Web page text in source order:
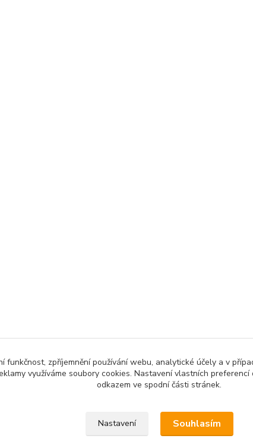
funkčnost, zpříjemnění používání webu, analytické účely a v
využíváme soubory cookies. Nastavení vlastních
odkazem ve spodní části stránek.
Nastavení Souhlasím